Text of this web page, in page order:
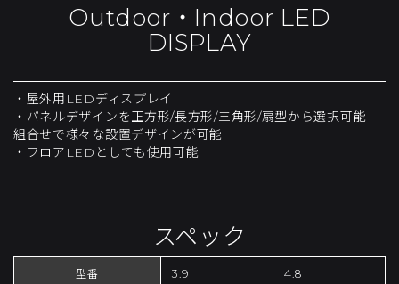
Outdoor・Indoor LED
DISPLAY
・屋外用LEDディスプレイ
・パネルデザインを正方形/長方形/三角形/扇型から選択可能
組合せで様々な設置デザインが可能
・フロアLEDとしても使用可能
スペック
型番 3.9 4.8